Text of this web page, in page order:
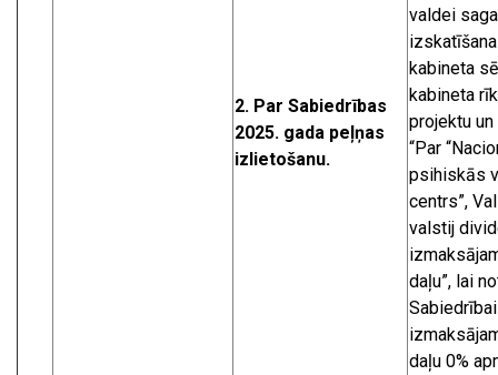
2. Par Sabiedrības
2025. gada peļņas
izlietošanu.
valdei
kabineta
kabineta
projektu
“Par
psihiskās
centrs”,
valstij
daļu”, lai
daļu 0%